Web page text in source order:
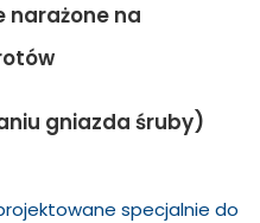
narażone na
gniazda śruby)
specjalnie do